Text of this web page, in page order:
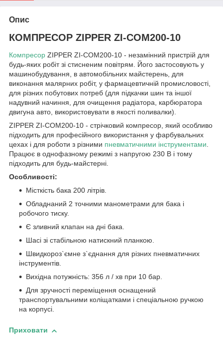
Опис
КОМПРЕСОР ZIPPER ZI-COM200-10
Компресор ZIPPER ZI-COM200-10 - незамінний пристрій для
будь-яких робіт зі стисненим повітрям. Його застосовують у
машинобудування, в автомобільних майстерень, для
виконання малярних робіт, у фармацевтичній промисловості,
для різних побутових потреб (для підкачки шин та іншої
надувний начиння, для очищення радіатора, карбюратора
двигуна авто, використовувати в якості поливалки).
ZIPPER ZI-COM200-10 - стрічковий компресор, який особливо
підходить для професійного використання у фарбувальних
цехах і для роботи з різними пневматичними інструментами.
Працює в однофазному режимі з напругою 230 В і тому
підходить для будь-майстерні.
Особливості:
Місткість бака 200 літрів.
Обладнаний 2 точними манометрами для бака і
робочого тиску.
Є зливний клапан на дні бака.
Шасі зі стабільною натискний планкою.
Швидкороз`ємне з`єднання для різних пневматичних
інструментів.
Вихідна потужність: 356 л / хв при 10 бар.
Для зручності переміщення оснащений
транспортувальними коліщатками і спеціальною ручкою
на корпусі.
Приховати